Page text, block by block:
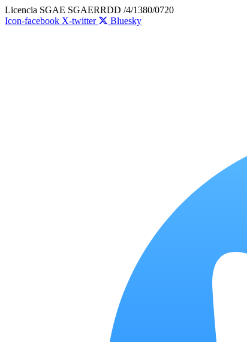
Ir
al
Licencia SGAE SGAERRDD /4/1380/0720
Icon-facebook X-twitter Bluesky